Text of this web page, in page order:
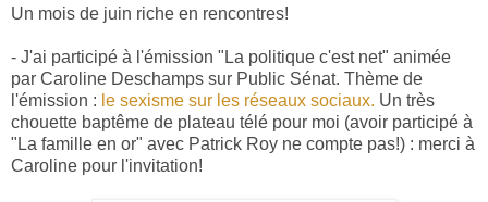
Un mois de juin riche en rencontres!
- J'ai participé à l'émission "La politique c'est net" animée
par Caroline Deschamps sur Public Sénat. Thème de
l'émission : le sexisme sur les réseaux sociaux. Un très
chouette baptême de plateau télé pour moi (avoir participé à
"La famille en or" avec Patrick Roy ne compte pas!) : merci à
Caroline pour l'invitation!